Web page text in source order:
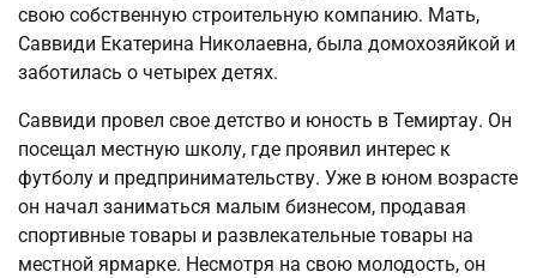
свою собственную строительную компанию. Мать,
Саввиди Екатерина Николаевна, была домохозяйкой и
заботилась о четырех детях.
Саввиди провел свое детство и юность в Темиртау. Он
посещал местную школу, где проявил интерес к
футболу и предпринимательству. Уже в юном возрасте
он начал заниматься малым бизнесом, продавая
спортивные товары и развлекательные товары на
местной ярмарке. Несмотря на свою молодость, он